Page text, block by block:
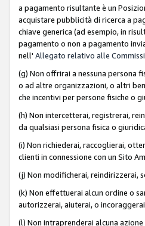
a pagamento risultante è un
acquistare pubblicità di ricerca a
chiave generica (ad esempio, in
pagamento o non a pagamento
nell' Allegato relativo alle
(g) Non offrirai a nessuna persona
o ad altre organizzazioni, o altri
che incentivi per persone fisiche o
(h) Non intercetterai, registrerai,
da qualsiasi persona fisica o
(i) Non richiederai, raccoglierai,
clienti in connessione con un Sito
(j) Non modificherai, reindirizzerai,
(k) Non effettuerai alcun ordine o
autorizzerai, aiuterai, o
(l) Non intraprenderai alcuna